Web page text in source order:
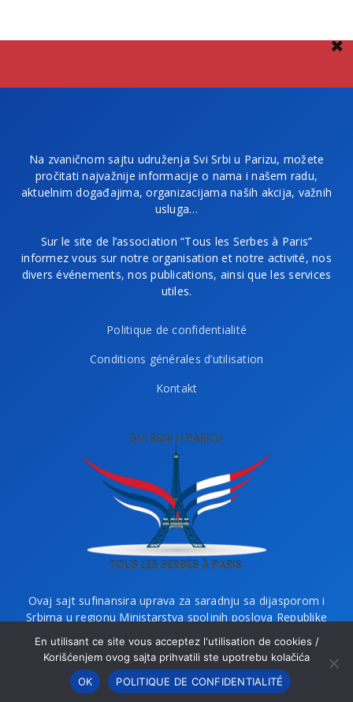
Na zvaničnom sajtu udruženja Svi Srbi u Parizu, možete
pročitati najvažnije informacije o nama i našem radu,
aktuelnim događajima, organizacijama naših akcija, važnih
usluga…
Sur le site de l’association “Tous les Serbes à Paris”
informez vous sur notre organisation et notre activité, nos
divers événements, nos publications, ainsi que les services
utiles.
Politique de confidentialité
Conditions générales d’utilisation
Kontakt
Ovaj sajt sufinansira uprava za saradnju sa dijasporom i
Srbima u regionu Ministarstva spoljnih poslova Republike
Srbije i Ministarstvo bez portfelja zaduženo za dijasporu.
En utilisant ce site vous acceptez l'utilisation de cookies /
Korišćenjem ovog sajta prihvatili ste upotrebu kolačića
OK
POLITIQUE DE CONFIDENTIALITÉ